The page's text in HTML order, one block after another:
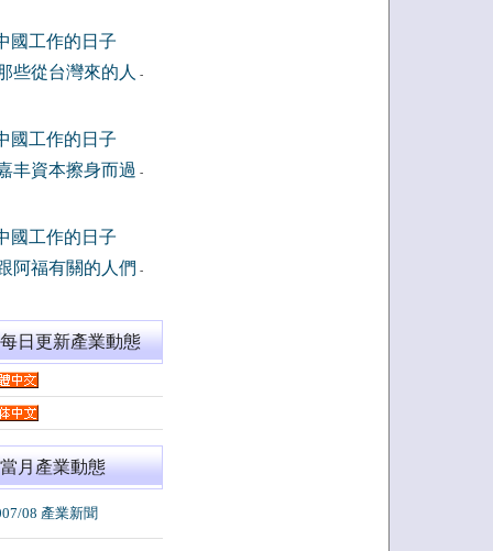
國工作的日子
些從台灣來的人
-
國工作的日子
丰資本擦身而過 -
國工作的日子
阿福有關的人們 -
日更新產業動態
當月產業動態
08 產業新聞